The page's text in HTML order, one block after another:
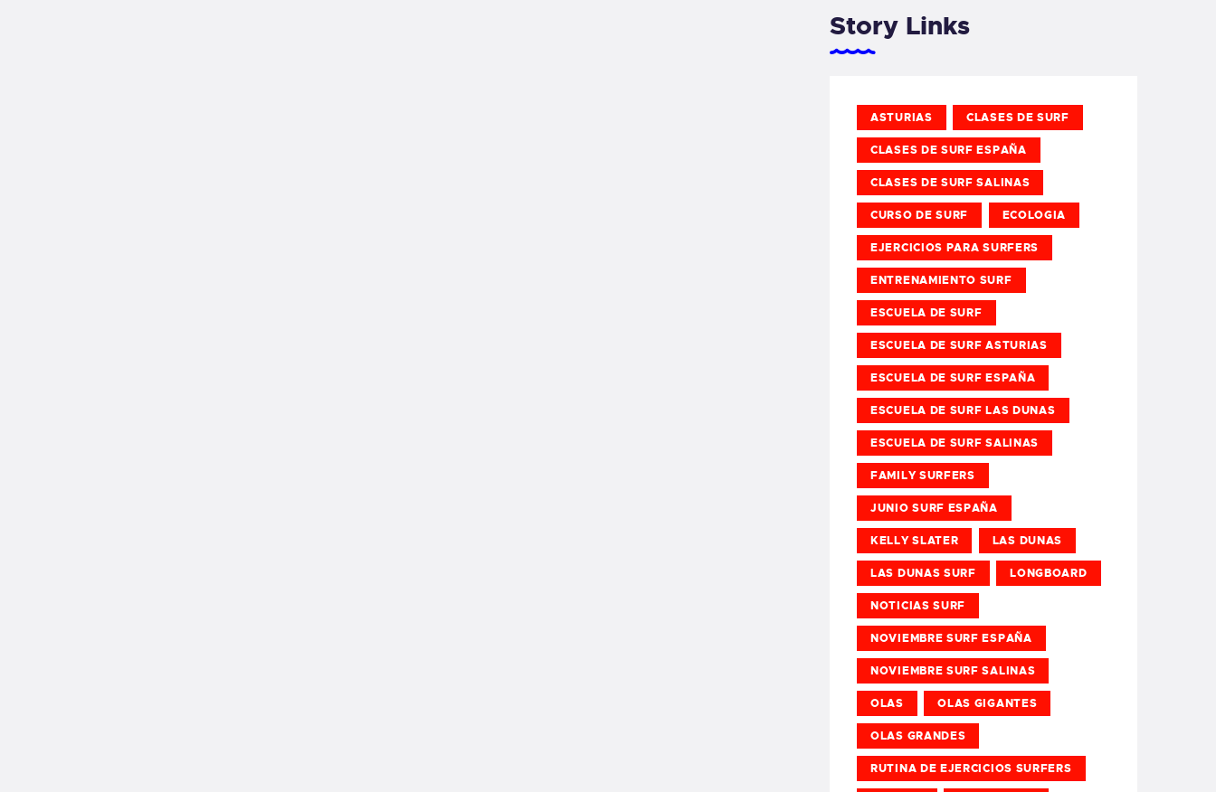
Story Links
ASTURIAS CLASES DE SURF
CLASES DE SURF ESPAÑA
CLASES DE SURF SALINAS
CURSO DE SURF ECOLOGIA
EJERCICIOS PARA SURFERS
ENTRENAMIENTO SURF
ESCUELA DE SURF
ESCUELA DE SURF ASTURIAS
ESCUELA DE SURF ESPAÑA
ESCUELA DE SURF LAS DUNAS
ESCUELA DE SURF SALINAS
FAMILY SURFERS
JUNIO SURF ESPAÑA
KELLY SLATER LAS DUNAS
LAS DUNAS SURF LONGBOARD
NOTICIAS SURF
NOVIEMBRE SURF ESPAÑA
NOVIEMBRE SURF SALINAS
OLAS OLAS GIGANTES
OLAS GRANDES
RUTINA DE EJERCICIOS SURFERS